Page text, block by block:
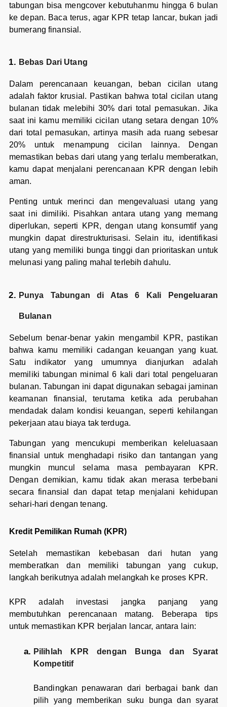
tabungan bisa mengcover kebutuhanmu hingga 6 bulan
ke depan. Baca terus, agar KPR tetap lancar, bukan jadi
bumerang finansial.
Bebas Dari Utang
Dalam perencanaan keuangan, beban cicilan utang
adalah faktor krusial. Pastikan bahwa total cicilan utang
bulanan tidak melebihi 30% dari total pemasukan. Jika
saat ini kamu memiliki cicilan utang setara dengan 10%
dari total pemasukan, artinya masih ada ruang sebesar
20% untuk menampung cicilan lainnya. Dengan
memastikan bebas dari utang yang terlalu memberatkan,
kamu dapat menjalani perencanaan KPR dengan lebih
aman.
Penting untuk merinci dan mengevaluasi utang yang
saat ini dimiliki. Pisahkan antara utang yang memang
diperlukan, seperti KPR, dengan utang konsumtif yang
mungkin dapat direstrukturisasi. Selain itu, identifikasi
utang yang memiliki bunga tinggi dan prioritaskan untuk
melunasi yang paling mahal terlebih dahulu.
Punya Tabungan di Atas 6 Kali Pengeluaran
Bulanan
Sebelum benar-benar yakin mengambil KPR, pastikan
bahwa kamu memiliki cadangan keuangan yang kuat.
Satu indikator yang umumnya dianjurkan adalah
memiliki tabungan minimal 6 kali dari total pengeluaran
bulanan. Tabungan ini dapat digunakan sebagai jaminan
keamanan finansial, terutama ketika ada perubahan
mendadak dalam kondisi keuangan, seperti kehilangan
pekerjaan atau biaya tak terduga.
Tabungan yang mencukupi memberikan keleluasaan
finansial untuk menghadapi risiko dan tantangan yang
mungkin muncul selama masa pembayaran KPR.
Dengan demikian, kamu tidak akan merasa terbebani
secara finansial dan dapat tetap menjalani kehidupan
sehari-hari dengan tenang.
Kredit Pemilikan Rumah (KPR)
Setelah memastikan kebebasan dari hutan yang
memberatkan dan memiliki tabungan yang cukup,
langkah berikutnya adalah melangkah ke proses KPR.
KPR adalah investasi jangka panjang yang
membutuhkan perencanaan matang. Beberapa tips
untuk memastikan KPR berjalan lancar, antara lain:
Pilihlah KPR dengan Bunga dan Syarat
Kompetitif
Bandingkan penawaran dari berbagai bank dan
pilih yang memberikan suku bunga dan syarat